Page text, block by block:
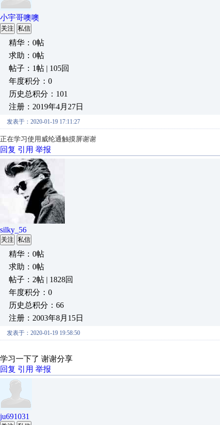
小宇哥噢噢
关注 私信
精华：0帖
求助：0帖
帖子：1帖 | 105回
年度积分：0
历史总积分：101
注册：2019年4月27日
发表于：2020-01-19 17:11:27
正在学习使用威纶通触摸屏谢谢
回复 引用 举报
silky_56
关注 私信
精华：0帖
求助：0帖
帖子：2帖 | 1828回
年度积分：0
历史总积分：66
注册：2003年8月15日
发表于：2020-01-19 19:58:50
学习一下了 谢谢分享
回复 引用 举报
ju691031